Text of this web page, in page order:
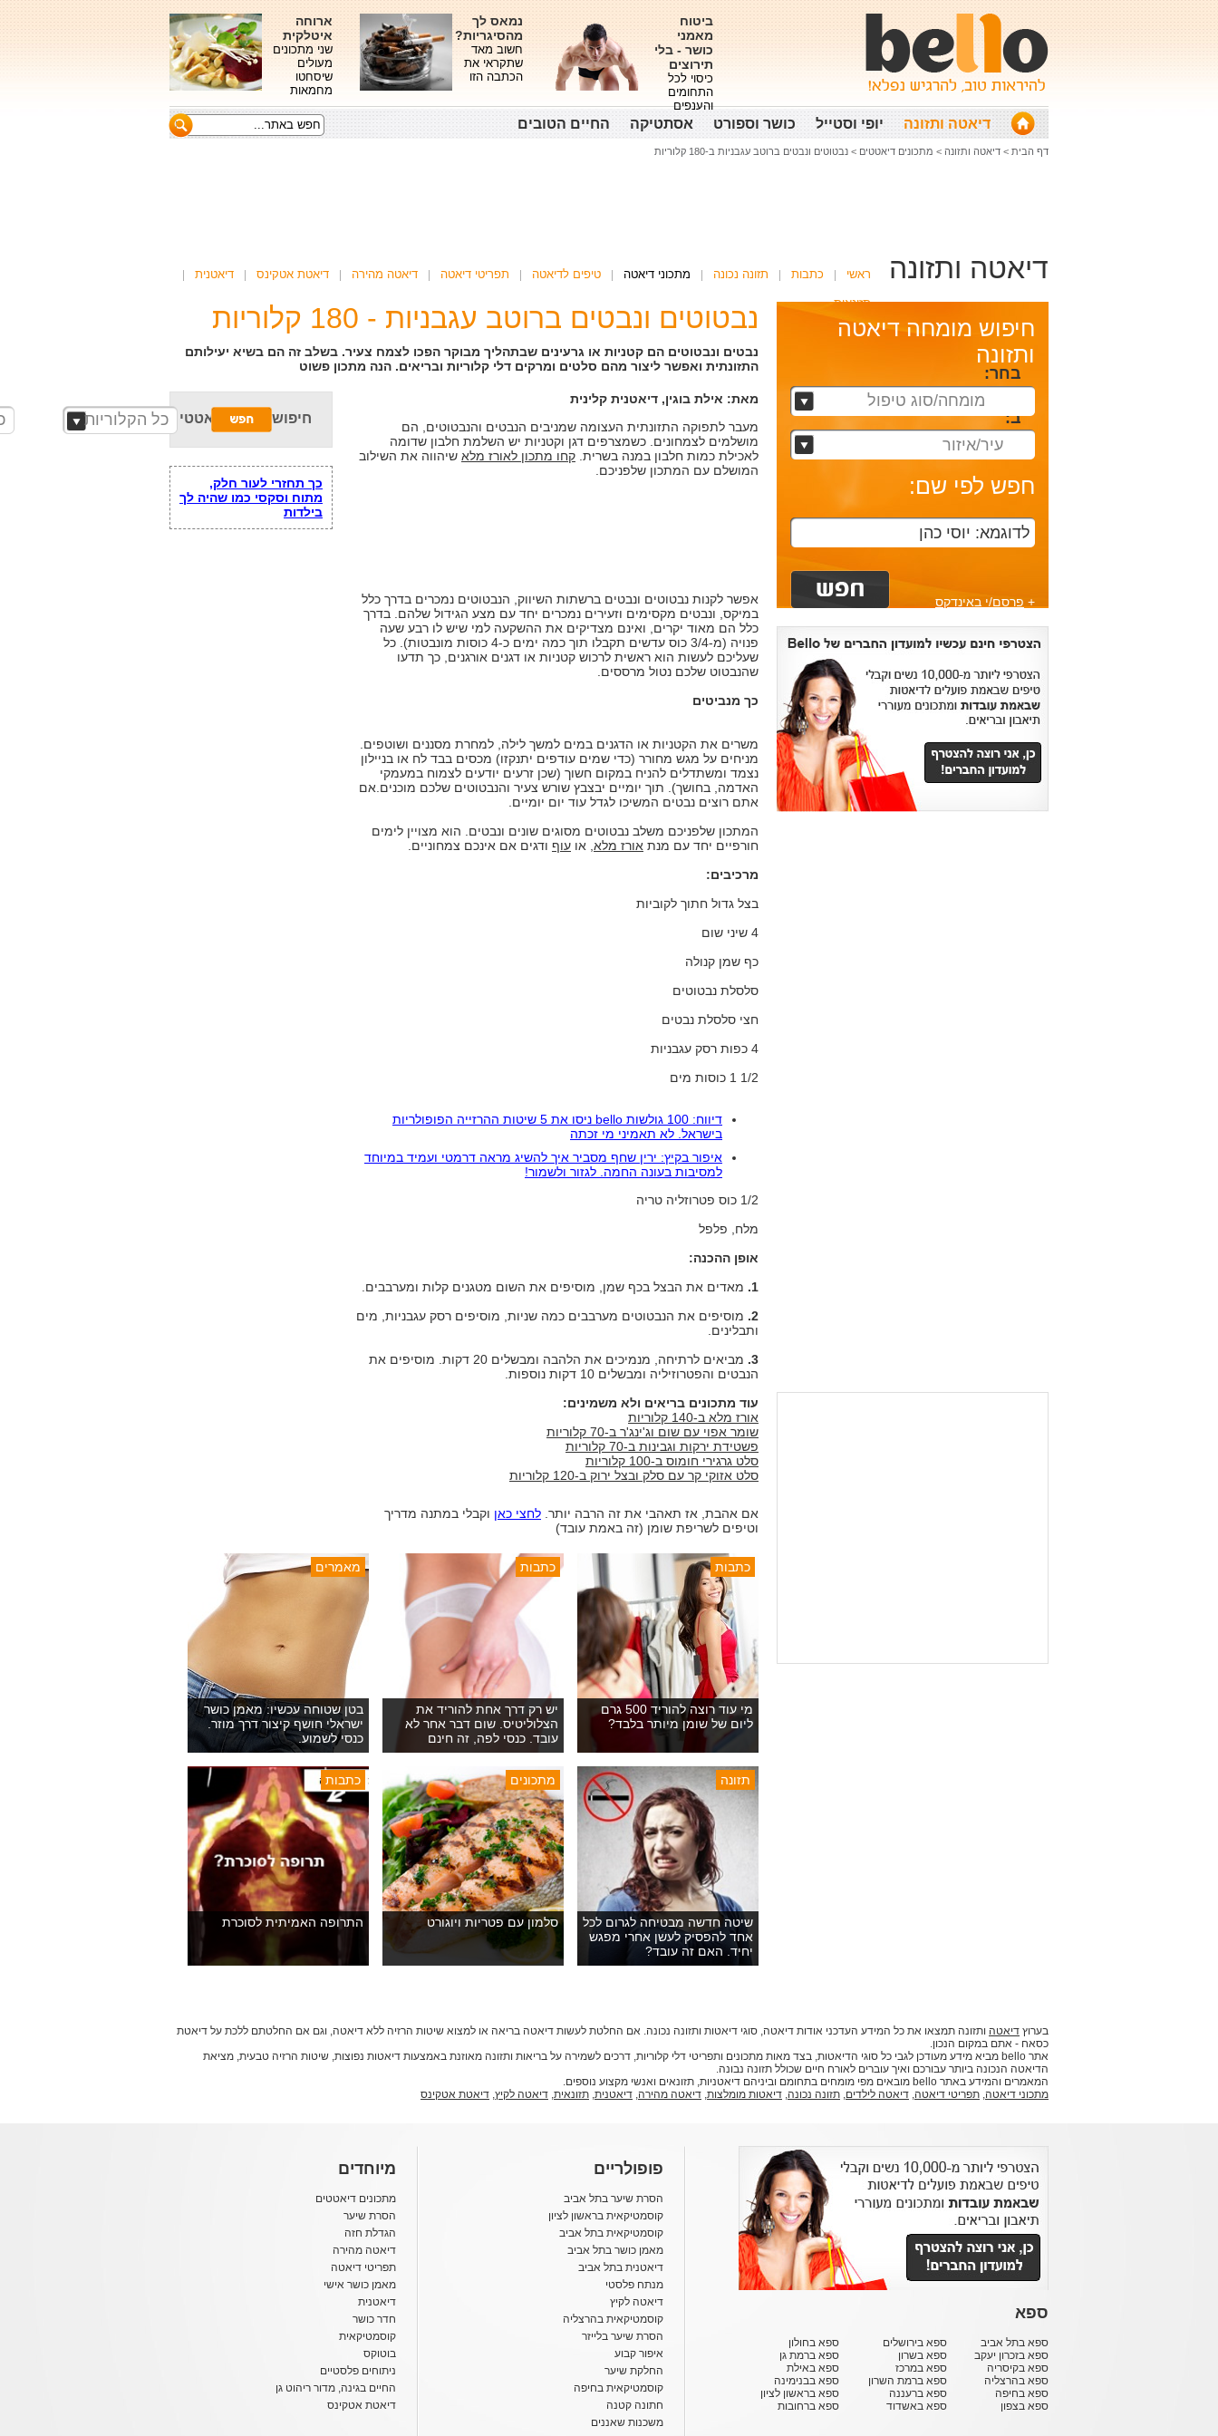
ביטוח
מאמני
כושר - בלי
תירוצים
כיסוי לכל
התחומים
והענפים
נמאס לך
מהסיגריות?
חשוב מאד
שתקראי את
הכתבה הזו
ארוחה
איטלקית
שני מתכונים
מעולים
שיסחטו
מחמאות
דיאטה ותזונה יופי וסטייל כושר וספורט אסתטיקה החיים הטובים
דף הבית > דיאטה ותזונה > מתכונים דיאטטים > נבטוטים ונבטים ברוטב עגבניות ב-180 קלוריות
דיאטה ותזונה ראשי כתבות תזונה נכונה מתכוני דיאטה טיפים לדיאטה תפריטי דיאטה דיאטה מהירה דיאטת אטקינס דיאטנית
תזונאית
חיפוש מומחה דיאטה
ותזונה
בחר:
מומחה/סוג טיפול
ב:
עיר/איזור
חפש לפי שם:
+ פרסם/י באינדקס
נבטוטים ונבטים ברוטב עגבניות - 180 קלוריות
נבטים ונבטוטים הם קטניות או גרעינים שבתהליך מבוקר הפכו לצמח צעיר. בשלב זה הם בשיא יעילותם
התזונתית ואפשר ליצור מהם סלטים ומרקים דלי קלוריות ובריאים. הנה מתכון פשוט
חיפוש מתכון דיאטטי כל הקלוריות
כך תחזרי לעור חלק,
מתוח וסקסי כמו שהיה לך
בילדות
מאת: אילת בוגין, דיאטנית קלינית
מעבר לתפוקה התזונתית העצומה שמניבים הנבטים והנבטוטים, הם
מושלמים לצמחונים. כשמצרפים דגן וקטניות יש השלמת חלבון שדומה
לאכילת כמות חלבון במנה בשרית. קחו מתכון לאורז מלא שיהווה את השילוב
המושלם עם המתכון שלפניכם.
אפשר לקנות נבטוטים ונבטים ברשתות השיווק, הנבטוטים נמכרים בדרך כלל
במיקס, ונבטים מקסימים וזעירים נמכרים יחד עם מצע הגידול שלהם. בדרך
כלל הם מאוד יקרים, ואינם מצדיקים את ההשקעה למי שיש לו רבע שעה
פנויה (מ-3/4 כוס עדשים תקבלו תוך כמה ימים כ-4 כוסות מונבטות). כל
שעליכם לעשות הוא ראשית לרכוש קטניות או דגנים אורגנים, כך תדעו
שהנבטוט שלכם נטול מרססים.
כך מנביטים
משרים את הקטניות או הדגנים במים למשך לילה, למחרת מסננים ושוטפים.
מניחים על מגש מחורר (כדי שמים עודפים יתנקזו) מכסים בבד לח או בניילון
נצמד ומשתדלים להניח במקום חשוך (שכן זרעים יודעים לצמוח במעמקי
האדמה, בחושך). תוך יומיים יבצבץ שורש צעיר והנבטוטים שלכם מוכנים.אם
אתם רוצים נבטים המשיכו לגדל עוד יום יומיים.
המתכון שלפניכם משלב נבטוטים מסוגים שונים ונבטים. הוא מצויין לימים
חורפיים יחד עם מנת אורז מלא , או עוף ודגים אם אינכם צמחוניים.
מרכיבים:
בצל גדול חתוך לקוביות
4 שיני שום
כף שמן קנולה
סלסלת נבטוטים
חצי סלסלת נבטים
4 כפות רסק עגבניות
1/2 1 כוסות מים
דיווח: 100 גולשות bello ניסו את 5 שיטות ההרזייה הפופולריות
בישראל. לא תאמיני מי זכתה
איפור בקיץ: ירין שחף מסביר איך להשיג מראה דרמטי ועמיד במיוחד
למסיבות בעונה החמה. לגזור ולשמור!
1/2 כוס פטרוזליה טריה
מלח, פלפל
אופן ההכנה:
1.
מאדים את הבצל בכף שמן, מוסיפים את השום מטגנים קלות ומערבבים.
2. מוסיפים את הנבטוטים מערבבים כמה שניות, מוסיפים רסק עגבניות, מים
ותבלינים.
3.
מביאים לרתיחה, מנמיכים את הלהבה ומבשלים 20 דקות. מוסיפים את
הנבטים והפטרוזיליה ומבשלים 10 דקות נוספות.
עוד מתכונים בריאים ולא משמינים:
אורז מלא ב-140 קלוריות
שומר אפוי עם שום וג'ינג'ר ב-70 קלוריות
פשטידת ירקות וגבינות ב-70 קלוריות
סלט גרגירי חומוס ב-100 קלוריות
סלט אזוקי קר עם סלק ובצל ירוק ב-120 קלוריות
אם אהבת, אז תאהבי את זה הרבה יותר. לחצי כאן וקבלי במתנה מדריך
וטיפים לשריפת שומן (זה באמת עובד)
כתבות
מי עוד רוצה להוריד 500 גרם
ליום של שומן מיותר בלבד?
כתבות
יש רק דרך אחת להוריד את
הצלוליטיס. שום דבר אחר לא
עובד. כנסי לפה, זה חינם
מאמרים
בטן שטוחה עכשיו: מאמן כושר
ישראלי חושף קיצור דרך מוזר.
כנסי לשמוע.
תזונה
שיטה חדשה מבטיחה לגרום לכל
אחד להפסיק לעשן אחרי מפגש
יחיד. האם זה עובד?
מתכונים
סלמון עם פטריות ויוגורט
כתבות
התרופה האמיתית לסוכרת
בערוץ דיאטה ותזונה תמצאו את כל המידע העדכני אודות דיאטה, סוגי דיאטות ותזונה נכונה. אם החלטת לעשות דיאטה בריאה או למצוא שיטות הרזיה ללא דיאטה, וגם אם החלטתם ללכת על דיאטת
כסאח - אתם במקום הנכון.
אתר bello מביא מידע מעודכן לגבי כל סוגי הדיאטות, בצד מאות מתכונים ותפריטי דלי קלוריות, דרכים לשמירה על בריאות ותזונה מאוזנת באמצעות דיאטות נפוצות, שיטות הרזיה טבעית, מציאת
הדיאטה הנכונה ביותר עבורכם ואיך עוברים לאורח חיים שכולל תזונה נבונה.
המאמרים והמידע באתר bello מובאים מפי מומחים בתחומם וביניהם דיאטניות, תזונאים ואנשי מקצוע נוספים.
מתכוני דיאטה, תפריטי דיאטה, דיאטה לילדים, תזונה נכונה, דיאטות מומלצות, דיאטה מהירה, דיאטנית, תזונאית, דיאטה לקיץ, דיאטת אטקינס
ספא
ספא בתל אביב
ספא בזכרון יעקב
ספא בקיסריה
ספא בהרצליה
ספא בחיפה
ספא בצפון
ספא בירושלים
ספא בשרון
ספא במרכז
ספא ברמת השרון
ספא ברעננה
ספא באשדוד
ספא בחולון
ספא ברמת גן
ספא באילת
ספא בבנימינה
ספא בראשון לציון
ספא ברחובות
פופולריים
הסרת שיער בתל אביב
קוסמטיקאית בראשון לציון
קוסמטיקאית בתל אביב
מאמן כושר בתל אביב
דיאטנית בתל אביב
מנתח פלסטי
דיאטה לקיץ
קוסמטיקאית בהרצליה
הסרת שיער בלייזר
איפור קבוע
החלקת שיער
קוסמטיקאית בחיפה
חתונה קטנה
משכנות שאננים
מיוחדים
מתכונים דיאטטים
הסרת שיער
הגדלת חזה
דיאטה מהירה
תפריטי דיאטה
מאמן כושר אישי
דיאטנית
חדר כושר
קוסמטיקאית
בוטוקס
ניתוחים פלסטיים
החיים בגינה, מדור ריהוט גן
דיאטת אטקינס